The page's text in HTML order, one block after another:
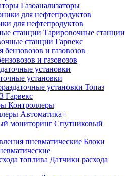
Газоанализаторы
для нефтепродуктов
Тарировочные станции
станции Гарвекс
и газовозов
установки
установки Топаз
Гарвекс
Контроллеры
Автоматика+
Спутниковый
Блоки
Датчики расхода